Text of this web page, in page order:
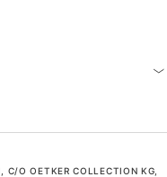
C/O OETKER COLLECTION KG,